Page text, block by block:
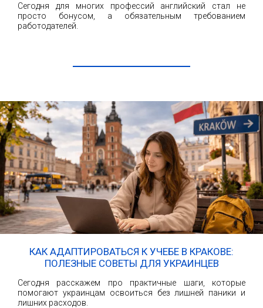
Сегодня для многих профессий английский стал не
просто бонусом, а обязательным требованием
работодателей.
КАК АДАПТИРОВАТЬСЯ К УЧЕБЕ В КРАКОВЕ:
ПОЛЕЗНЫЕ СОВЕТЫ ДЛЯ УКРАИНЦЕВ
Сегодня расскажем про практичные шаги, которые
помогают украинцам освоиться без лишней паники и
лишних расходов.